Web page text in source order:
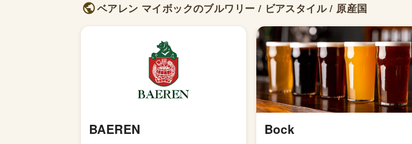
ベアレン マイボックのブルワリー / ビアスタイル / 原産国
BAEREN Bock